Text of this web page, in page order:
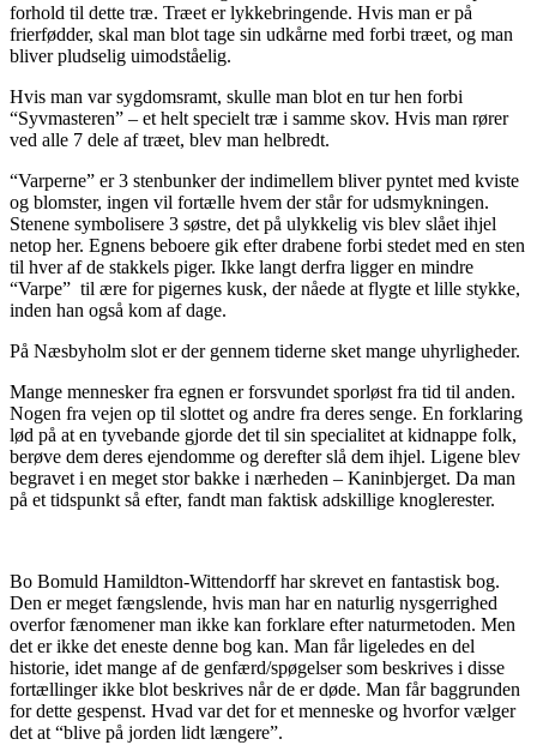
forhold til dette træ. Træet er lykkebringende. Hvis man er på
frierfødder, skal man blot tage sin udkårne med forbi træet, og man
bliver pludselig uimodståelig.
Hvis man var sygdomsramt, skulle man blot en tur hen forbi
“Syvmasteren” – et helt specielt træ i samme skov. Hvis man rører
ved alle 7 dele af træet, blev man helbredt.
“Varperne” er 3 stenbunker der indimellem bliver pyntet med kviste
og blomster, ingen vil fortælle hvem der står for udsmykningen.
Stenene symbolisere 3 søstre, det på ulykkelig vis blev slået ihjel
netop her. Egnens beboere gik efter drabene forbi stedet med en sten
til hver af de stakkels piger. Ikke langt derfra ligger en mindre
“Varpe” til ære for pigernes kusk, der nåede at flygte et lille stykke,
inden han også kom af dage.
På Næsbyholm slot er der gennem tiderne sket mange uhyrligheder.
Mange mennesker fra egnen er forsvundet sporløst fra tid til anden.
Nogen fra vejen op til slottet og andre fra deres senge. En forklaring
lød på at en tyvebande gjorde det til sin specialitet at kidnappe folk,
berøve dem deres ejendomme og derefter slå dem ihjel. Ligene blev
begravet i en meget stor bakke i nærheden – Kaninbjerget. Da man
på et tidspunkt så efter, fandt man faktisk adskillige knoglerester.
Bo Bomuld Hamildton-Wittendorff har skrevet en fantastisk bog.
Den er meget fængslende, hvis man har en naturlig nysgerrighed
overfor fænomener man ikke kan forklare efter naturmetoden. Men
det er ikke det eneste denne bog kan. Man får ligeledes en del
historie, idet mange af de genfærd/spøgelser som beskrives i disse
fortællinger ikke blot beskrives når de er døde. Man får baggrunden
for dette gespenst. Hvad var det for et menneske og hvorfor vælger
det at “blive på jorden lidt længere”.